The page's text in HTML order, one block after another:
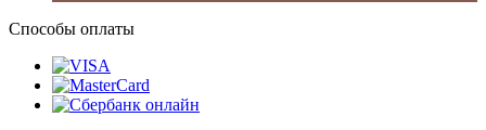
Способы оплаты